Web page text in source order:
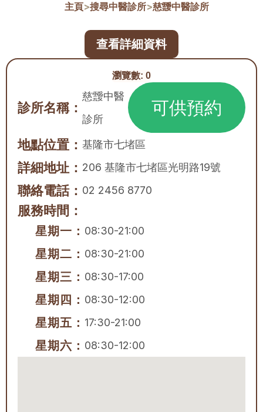
主頁>搜尋中醫診所>慈靉中醫診所
瀏覽數: 0
診所名稱：
慈靉中醫
診所
可供預約
地點位置： 基隆市七堵區
詳細地址： 206 基隆市七堵區光明路19號
聯絡電話： 02 2456 8770
服務時間：
星期一： 08:30-21:00
星期二： 08:30-21:00
星期三： 08:30-17:00
星期四： 08:30-12:00
星期五： 17:30-21:00
星期六： 08:30-12:00
查看詳細資料